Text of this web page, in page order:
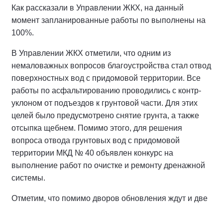
Как рассказали в Управлении ЖКХ, на данный
момент запланированные работы по выполнены на
100%.
В Управлении ЖКХ отметили, что одним из
немаловажных вопросов благоустройства стал отвод
поверхностных вод с придомовой территории. Все
работы по асфальтированию проводились с контр-
уклоном от подъездов к грунтовой части. Для этих
целей было предусмотрено снятие грунта, а также
отсыпка щебнем. Помимо этого, для решения
вопроса отвода грунтовых вод с придомовой
территории МКД № 40 объявлен конкурс на
выполнение работ по очистке и ремонту дренажной
системы.
Отметим, что помимо дворов обновления ждут и две